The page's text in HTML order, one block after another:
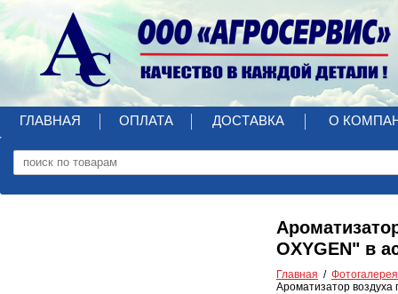
ГЛАВНАЯ ОПЛАТА ДОСТАВКА О
OXYGEN" в
Главная
Фотогалерея
Ароматизатор воздуха